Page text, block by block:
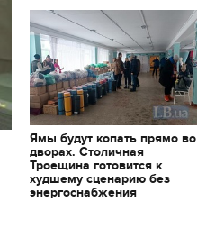
Ямы будут копать прямо во
дворах. Столичная
Троещина готовится к
худшему сценарию без
энергоснабжения